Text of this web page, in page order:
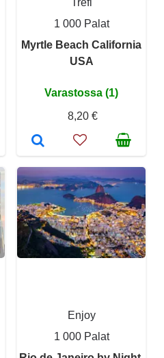
1 000 Palat
Myrtle Beach California
USA
Varastossa (1)
8,20 €
Enjoy
1 000 Palat